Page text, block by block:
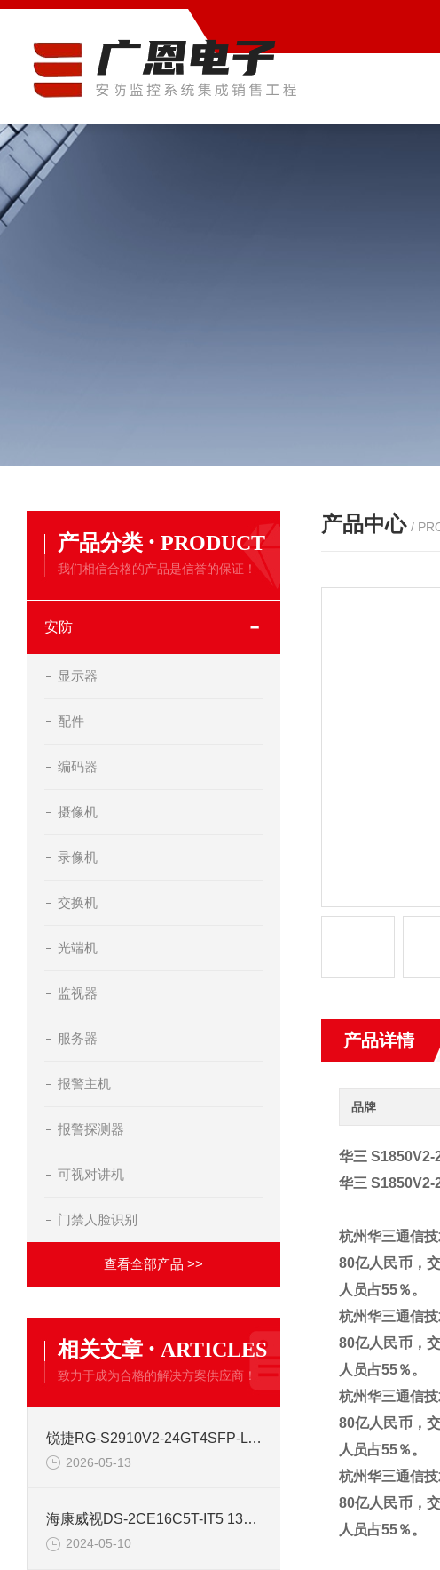
产品分类 · PRODUCT
我们相信合格的产品是信誉的保证！
安防
显示器
配件
编码器
摄像机
录像机
交换机
光端机
监视器
服务器
报警主机
报警探测器
可视对讲机
门禁人脸识别
查看全部产品 >>
相关文章 · ARTICLES
致力于成为合格的解决方案供应商！
锐捷RG-S2910V2-24GT4SFP-L 24口网管千兆交换机
2026-05-13
海康威视DS-2CE16C5T-IT5 130万红外高清同轴交换机
2024-05-10
产品中心 /
产品详情
品牌
华三 S1850V2-
华三 S1850V2-
杭州华三通信
80亿人民币，
人员占55％。
杭州华三通信
80亿人民币，
人员占55％。
杭州华三通信
80亿人民币，
人员占55％。
杭州华三通信
80亿人民币，
人员占55％。